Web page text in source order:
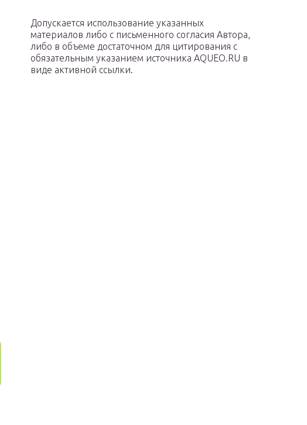
Допускается использование указанных
материалов либо с письменного согласия Автора,
либо в объеме достаточном для цитирования с
обязательным указанием источника AQUEO.RU в
виде активной ссылки.